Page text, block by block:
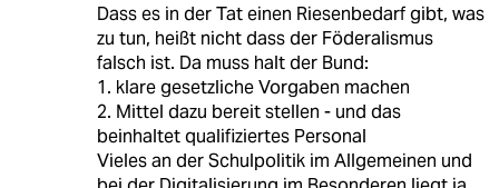
Dass es in der Tat einen Riesenbedarf gibt, was
zu tun, heißt nicht dass der Föderalismus
falsch ist. Da muss halt der Bund:
1. klare gesetzliche Vorgaben machen
2. Mittel dazu bereit stellen - und das
beinhaltet qualifiziertes Personal
Vieles an der Schulpolitik im Allgemeinen und